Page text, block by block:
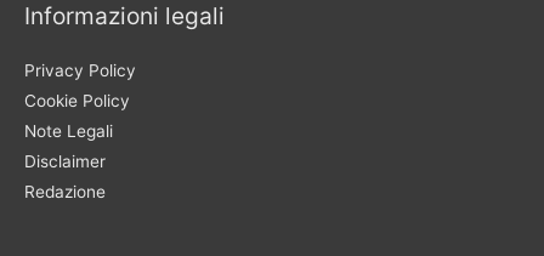
Informazioni legali
Privacy Policy
Cookie Policy
Note Legali
Disclaimer
Redazione